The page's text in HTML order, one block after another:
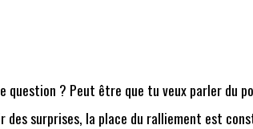
question ? Peut être que tu veux parler du
surprises, la place du ralliement est